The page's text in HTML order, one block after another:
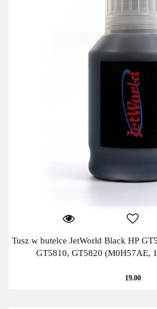
Tusz w butelce JetWorld Black HP
GT5810, GT5820 (M0H57AE,
19.00